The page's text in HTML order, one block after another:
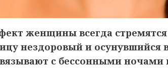
женщины всегда
нездоровый и осунувшийся
с бессонными ночами